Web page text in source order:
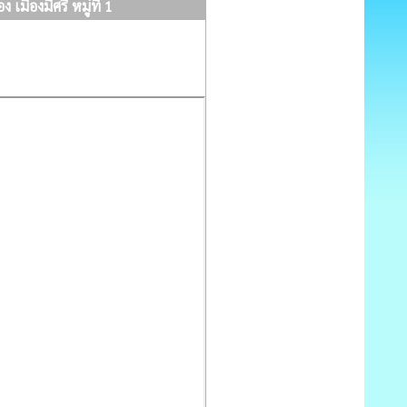
เมืองมีศรี หมู่ที่ 1